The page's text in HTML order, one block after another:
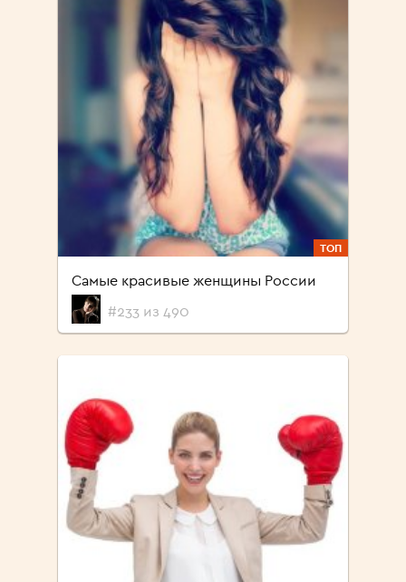
ТОП
Самые красивые женщины России
#233 из 490